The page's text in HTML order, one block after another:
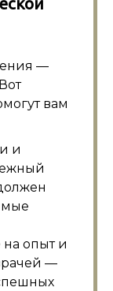
—
вам
и
опыт и
—